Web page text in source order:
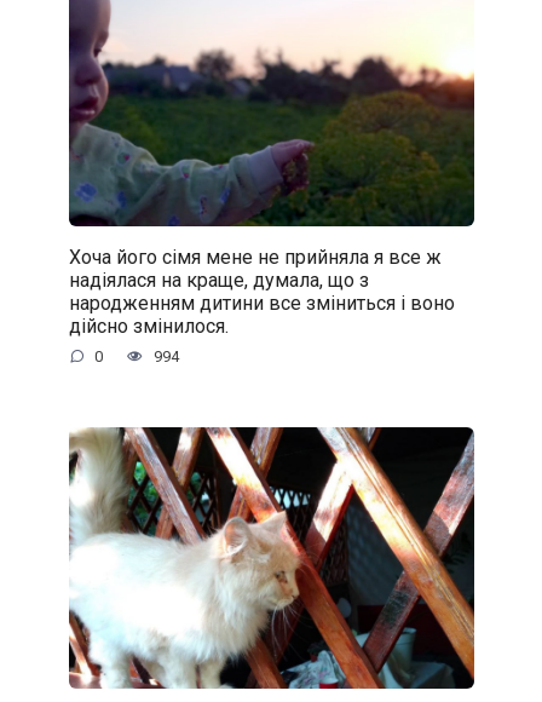
Хоча його сімя мене не прийняла я все ж
надіялася на краще, думала, що з
народженням дитини все зміниться і воно
дійсно змінилося.
0 994